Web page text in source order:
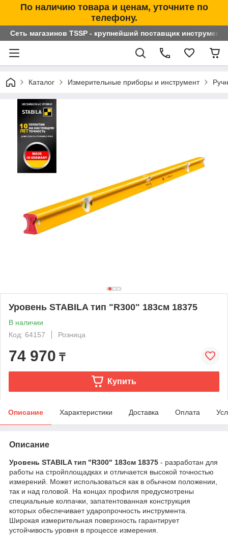
По наличию товара и ценам, уточните по
телефону.
Сеть магазинов TSSP - крупнейший поставщик
Каталог Измерительные приборы и инструмент
Уровень STABILA тип "R300" 183см 18375
В наличии
Код: 64157
Розница
74 970 ₸
Купить
Описание Характеристики Доставка Оплата
Описание
Уровень STABILA тип "R300" 183см 18375 - разработан для
работы на стройплощадках и отличается высокой точностью
измерений. Может использоваться как в обычном положении,
так и над головой. На концах профиля предусмотрены
специальные колпачки, запатентованная конструкция
которых обеспечивает ударопрочность инструмента.
Широкая измерительная поверхность гарантирует
устойчивость уровня в процессе измерения.